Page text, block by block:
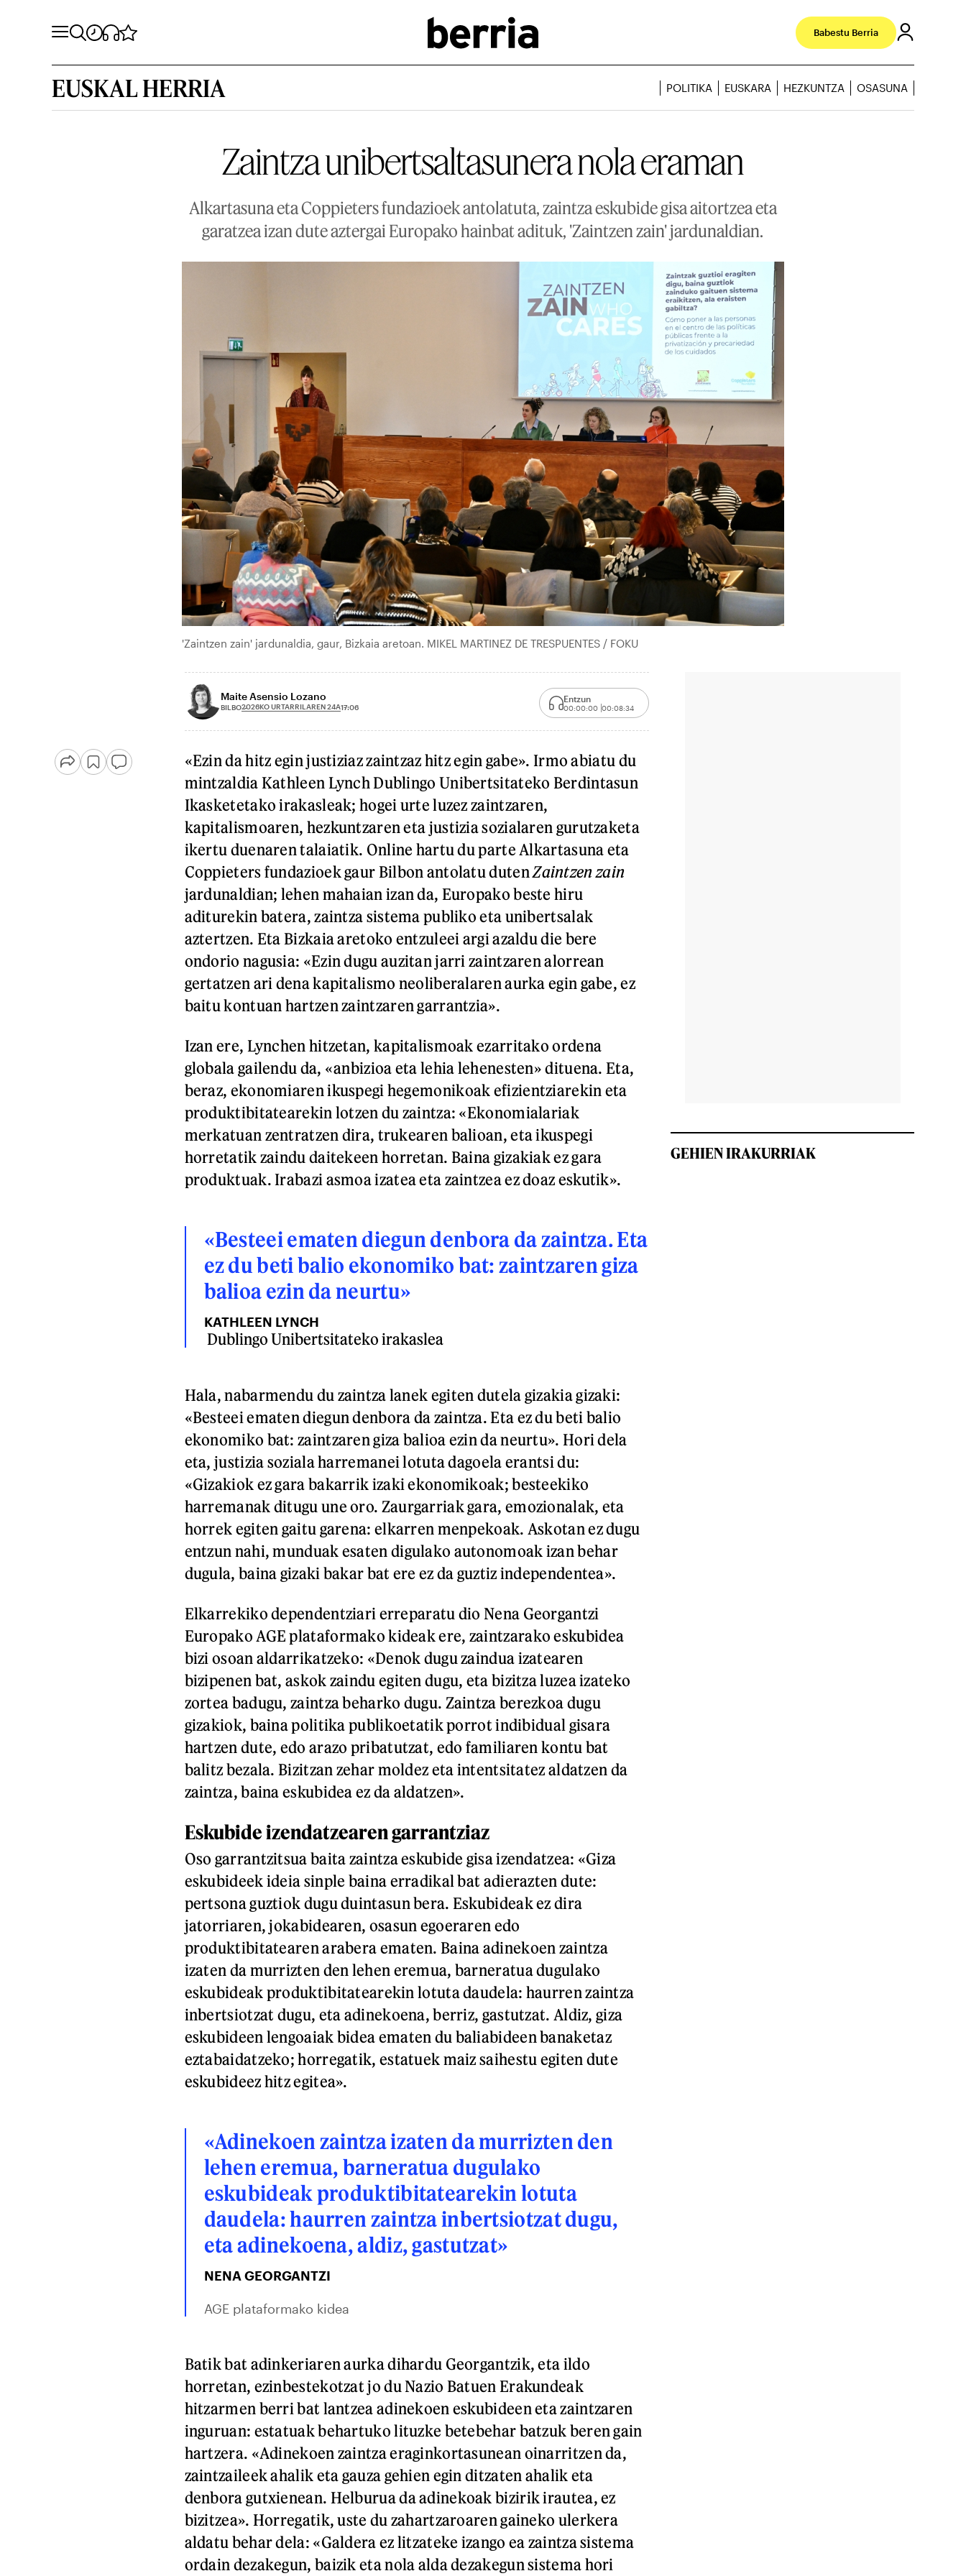
Babestu Berria
EUSKAL HERRIA POLITIKA EUSKARA HEZKUNTZA OSASUNA
Zaintza unibertsaltasunera nola eraman
Alkartasuna eta Coppieters fundazioek antolatuta, zaintza eskubide gisa aitortzea eta
garatzea izan dute aztergai Europako hainbat adituk, 'Zaintzen zain' jardunaldian.
'Zaintzen zain' jardunaldia, gaur, Bizkaia aretoan. MIKEL MARTINEZ DE TRESPUENTES / FOKU
Maite Asensio Lozano
BILBO2026KO URTARRILAREN 24A17:06
Entzun
00:00:00 00:08:34
«Ezin da hitz egin justiziaz zaintzaz hitz egin gabe». Irmo abiatu du
mintzaldia Kathleen Lynch Dublingo Unibertsitateko Berdintasun
Ikasketetako irakasleak; hogei urte luzez zaintzaren,
kapitalismoaren, hezkuntzaren eta justizia sozialaren gurutzaketa
ikertu duenaren talaiatik. Online hartu du parte Alkartasuna eta
Coppieters fundazioek gaur Bilbon antolatu dutenZaintzen zain
jardunaldian; lehen mahaian izan da, Europako beste hiru
aditurekin batera, zaintza sistema publiko eta unibertsalak
aztertzen. Eta Bizkaia aretoko entzuleei argi azaldu die bere
ondorio nagusia: «Ezin dugu auzitan jarri zaintzaren alorrean
gertatzen ari dena kapitalismo neoliberalaren aurka egin gabe, ez
baitu kontuan hartzen zaintzaren garrantzia».
Izan ere, Lynchen hitzetan, kapitalismoak ezarritako ordena
globala gailendu da, «anbizioa eta lehia lehenesten» dituena. Eta,
beraz, ekonomiaren ikuspegi hegemonikoak efizientziarekin eta
produktibitatearekin lotzen du zaintza: «Ekonomialariak
merkatuan zentratzen dira, trukearen balioan, eta ikuspegi
horretatik zaindu daitekeen horretan. Baina gizakiak ez gara
produktuak. Irabazi asmoa izatea eta zaintzea ez doaz eskutik».
«Besteei ematen diegun denbora da zaintza. Eta
ez du beti balio ekonomiko bat: zaintzaren giza
balioa ezin da neurtu»
KATHLEEN LYNCH
Dublingo Unibertsitateko irakaslea
Hala, nabarmendu du zaintza lanek egiten dutela gizakia gizaki:
«Besteei ematen diegun denbora da zaintza. Eta ez du beti balio
ekonomiko bat: zaintzaren giza balioa ezin da neurtu». Hori dela
eta, justizia soziala harremanei lotuta dagoela erantsi du:
«Gizakiok ez gara bakarrik izaki ekonomikoak; besteekiko
harremanak ditugu une oro. Zaurgarriak gara, emozionalak, eta
horrek egiten gaitu garena: elkarren menpekoak. Askotan ez dugu
entzun nahi, munduak esaten digulako autonomoak izan behar
dugula, baina gizaki bakar bat ere ez da guztiz independentea».
Elkarrekiko dependentziari erreparatu dio Nena Georgantzi
Europako AGE plataformako kideak ere, zaintzarako eskubidea
bizi osoan aldarrikatzeko: «Denok dugu zaindua izatearen
bizipenen bat, askok zaindu egiten dugu, eta bizitza luzea izateko
zortea badugu, zaintza beharko dugu. Zaintza berezkoa dugu
gizakiok, baina politika publikoetatik porrot indibidual gisara
hartzen dute, edo arazo pribatutzat, edo familiaren kontu bat
balitz bezala. Bizitzan zehar moldez eta intentsitatez aldatzen da
zaintza, baina eskubidea ez da aldatzen».
Eskubide izendatzearen garrantziaz
Oso garrantzitsua baita zaintza eskubide gisa izendatzea: «Giza
eskubideek ideia sinple baina erradikal bat adierazten dute:
pertsona guztiok dugu duintasun bera. Eskubideak ez dira
jatorriaren, jokabidearen, osasun egoeraren edo
produktibitatearen arabera ematen. Baina adinekoen zaintza
izaten da murrizten den lehen eremua, barneratua dugulako
eskubideak produktibitatearekin lotuta daudela: haurren zaintza
inbertsiotzat dugu, eta adinekoena, berriz, gastutzat. Aldiz, giza
eskubideen lengoaiak bidea ematen du baliabideen banaketaz
eztabaidatzeko; horregatik, estatuek maiz saihestu egiten dute
eskubideez hitz egitea».
«Adinekoen zaintza izaten da murrizten den
lehen eremua, barneratua dugulako
eskubideak produktibitatearekin lotuta
daudela: haurren zaintza inbertsiotzat dugu,
eta adinekoena, aldiz, gastutzat»
NENA GEORGANTZI
AGE plataformako kidea
Batik bat adinkeriaren aurka dihardu Georgantzik, eta ildo
horretan, ezinbestekotzat jo du Nazio Batuen Erakundeak
hitzarmen berri bat lantzea adinekoen eskubideen eta zaintzaren
inguruan: estatuak behartuko lituzke betebehar batzuk beren gain
hartzera. «Adinekoen zaintza eraginkortasunean oinarritzen da,
zaintzaileek ahalik eta gauza gehien egin ditzaten ahalik eta
denbora gutxienean. Helburua da adinekoak bizirik irautea, ez
bizitzea». Horregatik, uste du zahartzaroaren gaineko ulerkera
aldatu behar dela: «Galdera ez litzateke izango ea zaintza sistema
ordain dezakegun, baizik eta nola alda dezakegun sistema hori
GEHIEN IRAKURRIAK